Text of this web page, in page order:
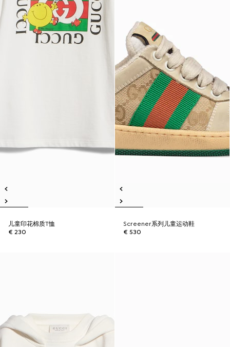
儿童印花棉质T恤
€ 230
Screener系列儿童运动鞋
€ 530